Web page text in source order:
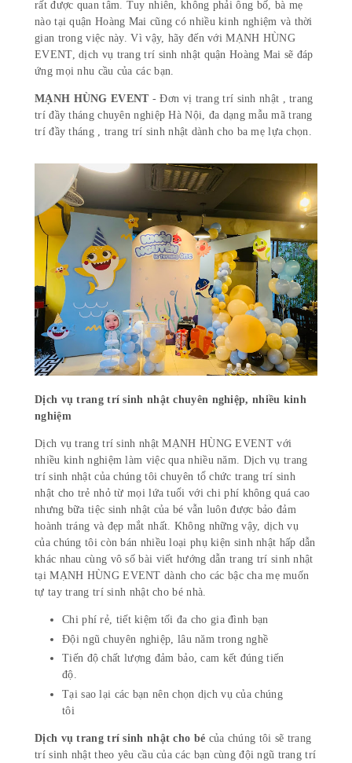
rất được quan tâm. Tuy nhiên, không phải ông bố, bà mẹ
nào tại quận Hoàng Mai cũng có nhiều kinh nghiệm và thời
gian trong việc này. Vì vậy, hãy đến với MẠNH HÙNG
EVENT, dịch vụ trang trí sinh nhật quận Hoàng Mai sẽ đáp
ứng mọi nhu cầu của các bạn.
MẠNH HÙNG EVENT - Đơn vị trang trí sinh nhật , trang
trí đầy tháng chuyên nghiệp Hà Nội, đa dạng mẫu mã trang
trí đầy tháng , trang trí sinh nhật dành cho ba mẹ lựa chọn.
Dịch vụ trang trí sinh nhật chuyên nghiệp, nhiều kinh
nghiệm
Dịch vụ trang trí sinh nhật MẠNH HÙNG EVENT với
nhiều kinh nghiệm làm việc qua nhiều năm. Dịch vụ trang
trí sinh nhật của chúng tôi chuyên tổ chức trang trí sinh
nhật cho trẻ nhỏ từ mọi lứa tuổi với chi phí không quá cao
nhưng bữa tiệc sinh nhật của bé vẫn luôn được bảo đảm
hoành tráng và đẹp mắt nhất. Không những vậy, dịch vụ
của chúng tôi còn bán nhiều loại phụ kiện sinh nhật hấp dẫn
khác nhau cùng vô số bài viết hướng dẫn trang trí sinh nhật
tại MẠNH HÙNG EVENT dành cho các bậc cha mẹ muốn
tự tay trang trí sinh nhật cho bé nhà.
Chi phí rẻ, tiết kiệm tối đa cho gia đình bạn
Đội ngũ chuyên nghiệp, lâu năm trong nghề
Tiến độ chất lượng đảm bảo, cam kết đúng tiến
độ.
Tại sao lại các bạn nên chọn dịch vụ của chúng
tôi
Dịch vụ trang trí sinh nhật cho bé của chúng tôi sẽ trang
trí sinh nhật theo yêu cầu của các bạn cùng đội ngũ trang trí